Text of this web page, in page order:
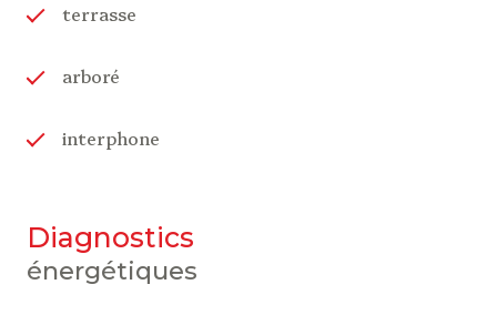
terrasse
arboré
interphone
diagnostics
énergétiques